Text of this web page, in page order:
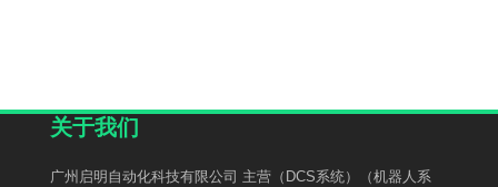
关于我们
广州启明自动化科技有限公司 主营（DCS系统）（机器人系